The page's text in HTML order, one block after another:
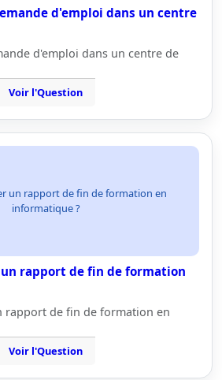
d'emploi dans un centre
d'emploi dans un centre de
Voir l'Question
un rapport de fin de formation en
informatique ?
rapport de fin de formation
rapport de fin de formation en
Voir l'Question